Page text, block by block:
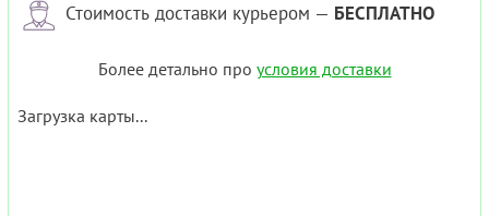
Стоимость доставки курьером — БЕСПЛАТНО
Более детально про условия доставки
Загрузка карты...